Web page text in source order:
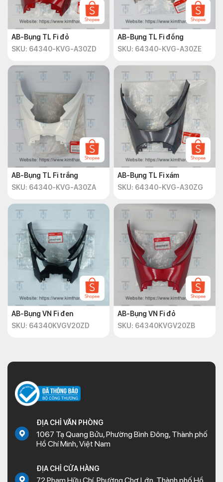
AB-Bụng TL Fi đỏ
SKU: 64340-KVG-A30ZD
AB-Bụng TL Fi đồng
SKU: 64340-KVG-A30ZE
AB-Bụng TL Fi trắng
SKU: 64340-KVG-A30ZA
AB-Bụng TL Fi xám
SKU: 64340-KVG-A30ZG
AB-Bụng VN Fi đen
SKU: 64340KVGV20ZD
AB-Bụng VN Fi đỏ
SKU: 64340KVGV20ZB
ĐỊA CHỈ VĂN PHÒNG
1067 Tạ Quang Bửu, Phường Bình Đông, Thành phố
Hồ Chí Minh, Việt Nam
ĐỊA CHỈ CỬA HÀNG